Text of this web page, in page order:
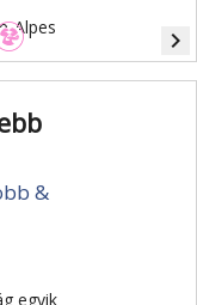
Alpes
navigate_next
&
egyik